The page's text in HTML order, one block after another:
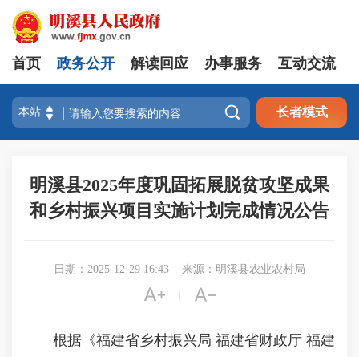
首页 政务公开 解读回应 办事服务 互动交流
 长者模式
明溪县2025年度巩固拓展脱贫攻坚成果
和乡村振兴项目实施计划完成情况公告
日期：2025-12-29 16:43 来源：明溪县农业农村局
 
根据《福建省乡村振兴局 福建省财政厅 福建